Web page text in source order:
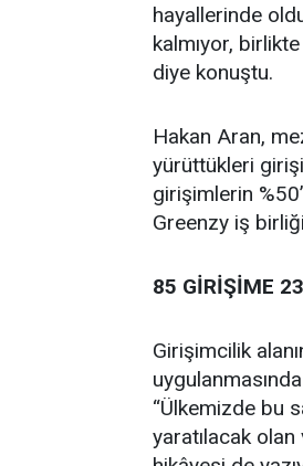
hayallerinde
kalmıyor,
diye konuştu.
Hakan Aran,
yürüttükleri
girişimlerin
Greenzy iş
85 GİRİŞİME
Girişimcilik
“Ülkemizde bu
yaratılacak